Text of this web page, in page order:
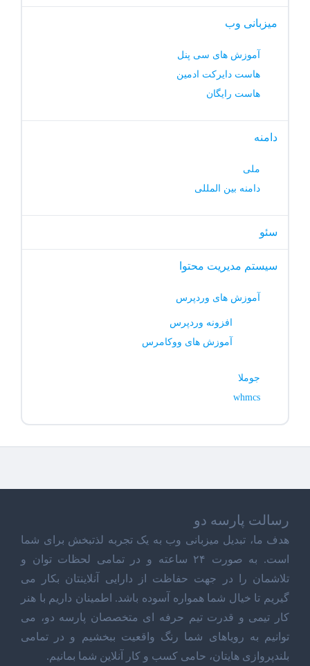
میزبانی وب
آموزش های سی پنل
هاست دایرکت ادمین
هاست رایگان
دامنه
ملی
دامنه بین المللی
سئو
سیستم مدیریت محتوا
آموزش های وردپرس
افزونه وردپرس
آموزش های ووکامرس
جوملا
whmcs
رسالت پارسه دو
هدف ما، تبدیل میزبانی وب به یک تجربه لذتبخش برای شما
است. به صورت ۲۴ ساعته و در تمامی لحظات توان و
تلاشمان را در جهت حفاظت از دارایی آنلاینتان بکار می
گیریم تا خیال شما همواره آسوده باشد. اطمینان داریم با هنر
کار تیمی و قدرت تیم حرفه ای متخصصان پارسه دو، می
توانیم به رویاهای شما رنگ واقعیت ببخشیم و در تمامی
بلندپروازی هایتان، حامی کسب و کار آنلاین شما بمانیم.